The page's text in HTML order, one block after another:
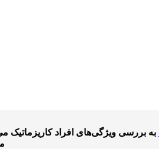
به بررسی ویژگی‌های افراد کاریزماتیک